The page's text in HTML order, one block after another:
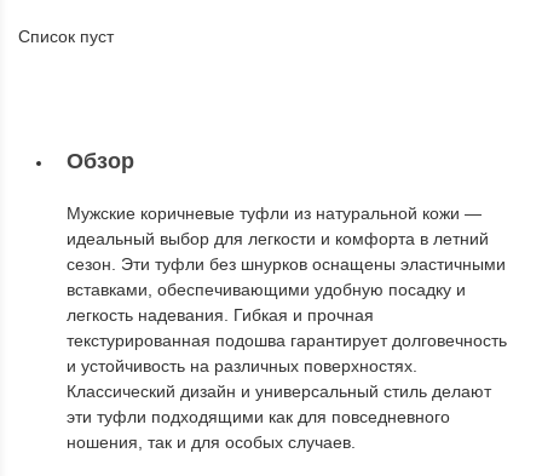
Список пуст
Обзор
Мужские коричневые туфли из натуральной кожи —
идеальный выбор для легкости и комфорта в летний
сезон. Эти туфли без шнурков оснащены эластичными
вставками, обеспечивающими удобную посадку и
легкость надевания. Гибкая и прочная
текстурированная подошва гарантирует долговечность
и устойчивость на различных поверхностях.
Классический дизайн и универсальный стиль делают
эти туфли подходящими как для повседневного
ношения, так и для особых случаев.